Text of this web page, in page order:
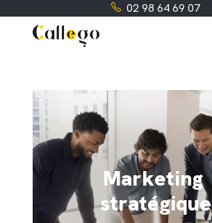
02 98 64 69 07
Marketing
stratégique